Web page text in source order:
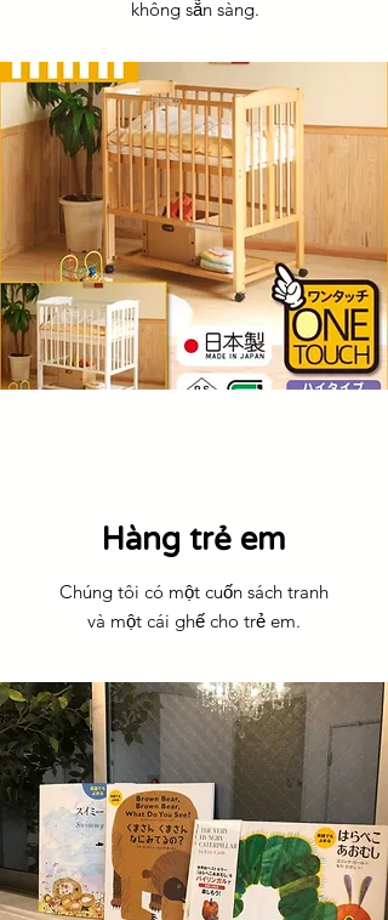
không sẵn sàng.
​Hàng trẻ em
Chúng tôi có một cuốn sách tranh
và một cái ghế cho trẻ em.